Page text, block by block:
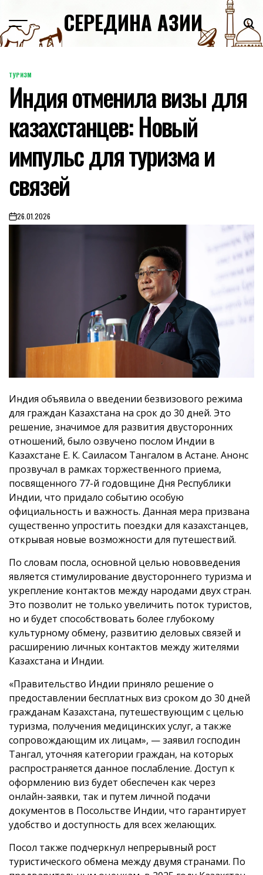
content
СЕРЕДИНА АЗИИ
POSTED
IN
ТУРИЗМ
Индия отменила визы для
казахстанцев: Новый
импульс для туризма и
связей
on26.01.2026
Индия объявила о введении безвизового режима
для граждан Казахстана на срок до 30 дней. Это
решение, значимое для развития двусторонних
отношений, было озвучено послом Индии в
Казахстане Е. К. Саиласом Тангалом в Астане. Анонс
прозвучал в рамках торжественного приема,
посвященного 77-й годовщине Дня Республики
Индии, что придало событию особую
официальность и важность. Данная мера призвана
существенно упростить поездки для казахстанцев,
открывая новые возможности для путешествий.
По словам посла, основной целью нововведения
является стимулирование двустороннего туризма и
укрепление контактов между народами двух стран.
Это позволит не только увеличить поток туристов,
но и будет способствовать более глубокому
культурному обмену, развитию деловых связей и
расширению личных контактов между жителями
Казахстана и Индии.
«Правительство Индии приняло решение о
предоставлении бесплатных виз сроком до 30 дней
гражданам Казахстана, путешествующим с целью
туризма, получения медицинских услуг, а также
сопровождающим их лицам», — заявил господин
Тангал, уточняя категории граждан, на которых
распространяется данное послабление. Доступ к
оформлению виз будет обеспечен как через
онлайн-заявки, так и путем личной подачи
документов в Посольстве Индии, что гарантирует
удобство и доступность для всех желающих.
Посол также подчеркнул непрерывный рост
туристического обмена между двумя странами. По